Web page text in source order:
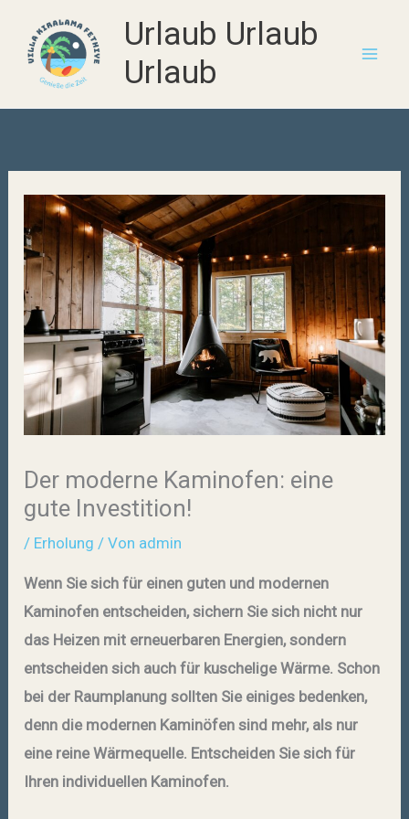
Inhalt
springen
Urlaub Urlaub
Urlaub
Der moderne Kaminofen: eine
gute Investition!
/ Erholung / Von admin
Wenn Sie sich für einen guten und modernen
Kaminofen entscheiden, sichern Sie sich nicht nur
das Heizen mit erneuerbaren Energien, sondern
entscheiden sich auch für kuschelige Wärme. Schon
bei der Raumplanung sollten Sie einiges bedenken,
denn die modernen Kaminöfen sind mehr, als nur
eine reine Wärmequelle. Entscheiden Sie sich für
Ihren individuellen Kaminofen.